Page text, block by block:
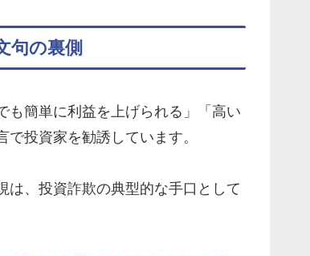
句の裏側
も簡単に利益を上げられる」「高い
投資家を勧誘しています。
は、投資詐欺の典型的な手口として